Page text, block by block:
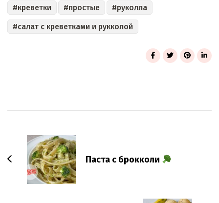
креветки простые руколла
салат с креветками и рукколой
Navigation
Паста с брокколи